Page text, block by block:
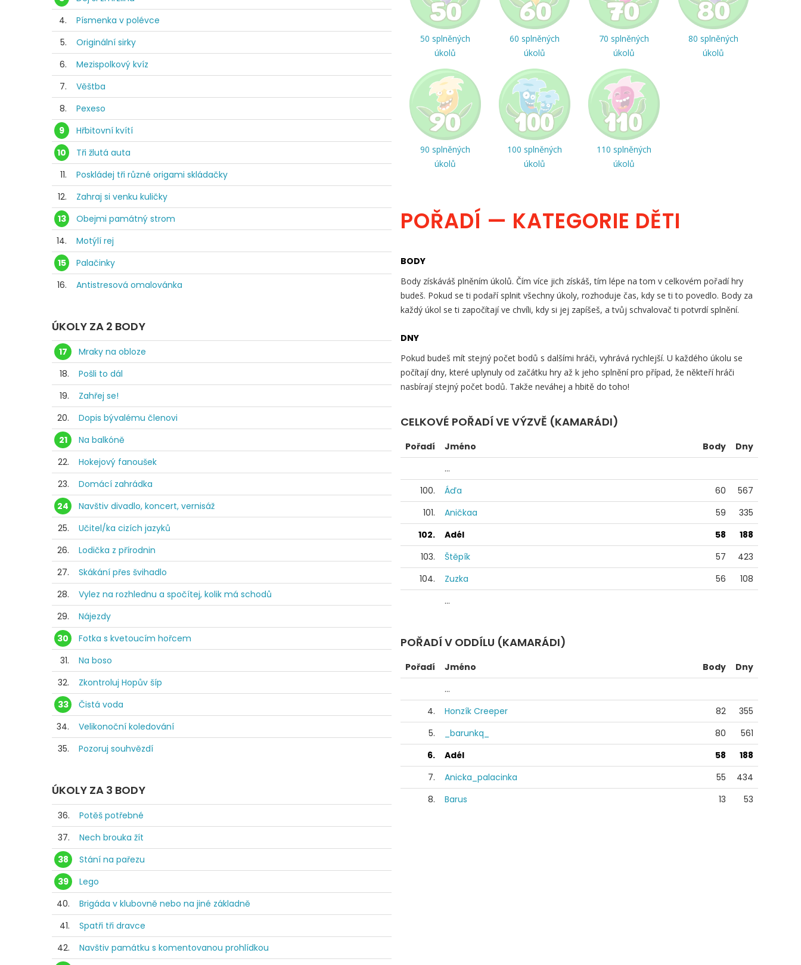
4.
Písmenka v polévce
5.
Originální sirky
6.
Mezispolkový kvíz
7.
Věštba
8.
Pexeso
9
Hřbitovní kvítí
10
Tři žlutá auta
11.
Poskládej tři různé origami skládačky
12.
Zahraj si venku kuličky
13
Obejmi památný strom
14.
Motýlí rej
15
Palačinky
16.
Antistresová omalovánka
ÚKOLY ZA 2 BODY
17
Mraky na obloze
18.
Pošli to dál
19.
Zahřej se!
20.
Dopis bývalému členovi
21
Na balkóně
22.
Hokejový fanoušek
23.
Domácí zahrádka
24
Navštiv divadlo, koncert, vernisáž
25.
Učitel/ka cizích jazyků
26.
Lodička z přírodnin
27.
Skákání přes švihadlo
28.
Vylez na rozhlednu a spočítej, kolik má schodů
29.
Nájezdy
30
Fotka s kvetoucím hořcem
31.
Na boso
32.
Zkontroluj Hopův šíp
33
Čistá voda
34.
Velikonoční koledování
35.
Pozoruj souhvězdí
ÚKOLY ZA 3 BODY
36.
Potěš potřebné
37.
Nech brouka žít
38
Stání na pařezu
39
Lego
40.
Brigáda v klubovně nebo na jiné základně
41.
Spatři tři dravce
42.
Navštiv památku s komentovanou prohlídkou
50 splněných
úkolů
60 splněných
úkolů
70 splněných
úkolů
80 splněných
úkolů
90 splněných
úkolů
100 splněných
úkolů
110 splněných
úkolů
POŘADÍ — KATEGORIE DĚTI
BODY
Body získáváš plněním úkolů. Čím více jich získáš, tím lépe na tom v celkovém pořadí hry
budeš. Pokud se ti podaří splnit všechny úkoly, rozhoduje čas, kdy se ti to povedlo. Body za
každý úkol se ti započítají ve chvíli, kdy si jej zapíšeš, a tvůj schvalovač ti potvrdí splnění.
DNY
Pokud budeš mít stejný počet bodů s dalšími hráči, vyhrává rychlejší. U každého úkolu se
počítají dny, které uplynuly od začátku hry až k jeho splnění pro případ, že někteří hráči
nasbírají stejný počet bodů. Takže neváhej a hbitě do toho!
CELKOVÉ POŘADÍ VE VÝZVĚ (KAMARÁDI)
Pořadí Jméno Body
Dny
...
100.
Áďa 60
567
101.
Aničkaa 59
335
102.
Adél 58
188
103.
Štěpík 57
423
104.
Zuzka 56
108
...
POŘADÍ V ODDÍLU (KAMARÁDI)
Pořadí Jméno Body
Dny
...
4.
Honzík Creeper 82
355
5.
_barunkq_ 80
561
6.
Adél 58
188
7.
Anicka_palacinka 55
434
8.
Barus 13 53